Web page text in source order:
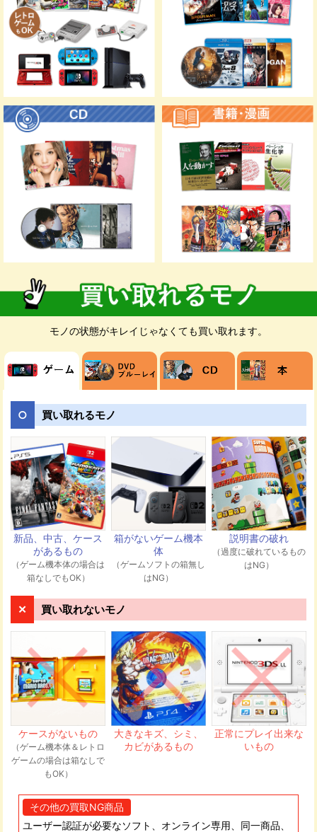
ップロードしていただきます。
マイナンバーカー
運転免許証 資格確認書
住民基本台帳カー
ド（写真付き）
福祉手帳（身体障
がい者手帳）
特別永住者証明書
お客様のご都合が良いお日にちに無料でダ
数が足りない場合は、メールや電話でご連
絡ください。
売りたい商品を梱包してください。発送時
の商品破損を防ぐためにダンボールに隙間
ご指定の日時に佐川急便の担当者が、送り
状を持ってご自宅までお荷物を受け取りに
伺います。
発送先住所
会社 メディア買取ネット宛
商品が弊社に届き次第、順次査定を行いま
す。査定の専任スタッフが一点一点しっか
り査定させていただきます。
たします。買取金額にご納得いただけれ
ば、メールまたは電話でお知らせくださ
い。当日~48時間以内にお客様の振込口座
モノの状態がキレイじゃなくても買い取れます。
買い取れるモノ
新品、中古、ケース
があるもの
（ゲーム機本体の場合は
箱なしでもOK）
箱がないゲーム機本
体
（ゲームソフトの箱無し
はNG）
説明書の破れ
（過度に破れているもの
はNG）
買い取れないモノ
ケースがないもの
（ゲーム機本体＆レトロ
ゲームの場合は箱なしで
もOK）
大きなキズ、シミ、
カビがあるもの
正常にプレイ出来な
いもの
その他の買取NG商品
ユーザー認証が必要なソフト、オンライン専用、同一商品、